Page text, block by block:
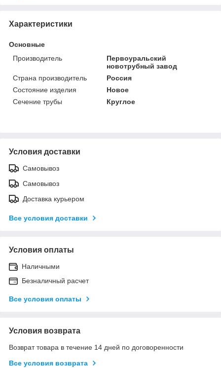
Характеристики
Основные
Производитель
Первоуральский
новотрубный завод
Страна производитель
Россия
Состояние изделия
Новое
Сечение трубы
Круглое
Условия доставки
Самовывоз
Самовывоз
Доставка курьером
Все условия доставки
Условия оплаты
Наличными
Безналичный расчет
Все условия оплаты
Условия возврата
Возврат товара в течение 14 дней по договоренности
Все условия возврата